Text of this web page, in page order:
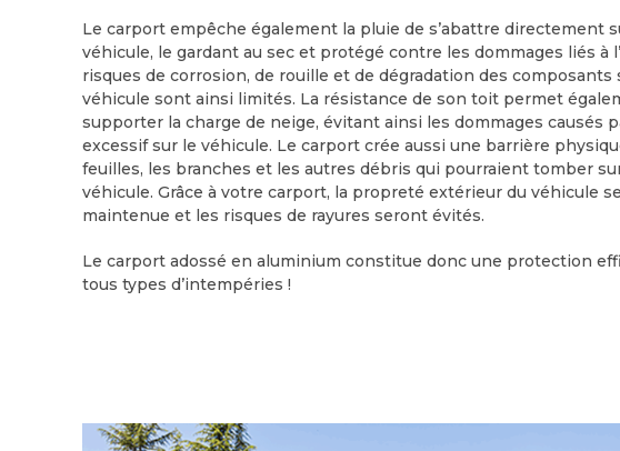
Le carport empêche également la pluie de s’abattre directement
véhicule, le gardant au sec et protégé contre les dommages liés à
risques de corrosion, de rouille et de dégradation des composants
véhicule sont ainsi limités. La résistance de son toit permet
supporter la charge de neige, évitant ainsi les dommages causés
excessif sur le véhicule. Le carport crée aussi une barrière
feuilles, les branches et les autres débris qui pourraient tomber
véhicule. Grâce à votre carport, la propreté extérieur du véhicule
maintenue et les risques de rayures seront évités.
Le carport adossé en aluminium constitue donc une protection
tous types d’intempéries !